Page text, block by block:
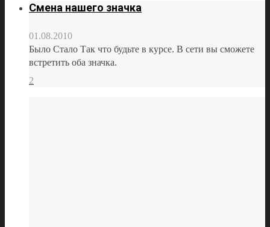
Смена нашего значка
01.08.2010
Было Стало Так что будьте в курсе. В сети вы сможете
встретить оба значка.
2